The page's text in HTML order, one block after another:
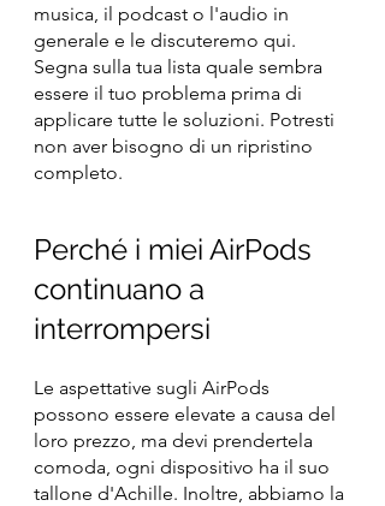
musica, il podcast o l'audio in
generale e le discuteremo qui.
Segna sulla tua lista quale sembra
essere il tuo problema prima di
applicare tutte le soluzioni. Potresti
non aver bisogno di un ripristino
completo.
Perché i miei AirPods
continuano a
interrompersi
Le aspettative sugli AirPods
possono essere elevate a causa del
loro prezzo, ma devi prendertela
comoda, ogni dispositivo ha il suo
tallone d'Achille. Inoltre, abbiamo la